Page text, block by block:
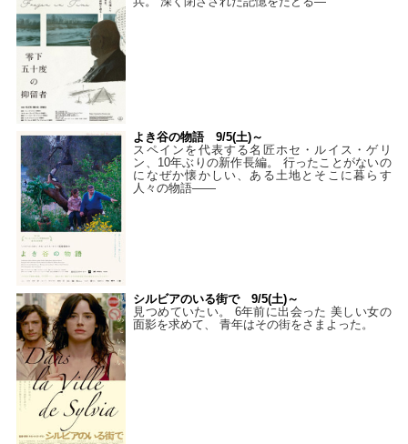
よき谷の物語 9/5(土)～
スペインを代表する名匠ホセ・ルイス・ゲリ
ン、10年ぶりの新作長編。 行ったことがないの
になぜか懐かしい、ある土地とそこに暮らす
人々の物語――
シルビアのいる街で 9/5(土)～
見つめていたい。 6年前に出会った 美しい女の
面影を求めて、 青年はその街をさまよった。